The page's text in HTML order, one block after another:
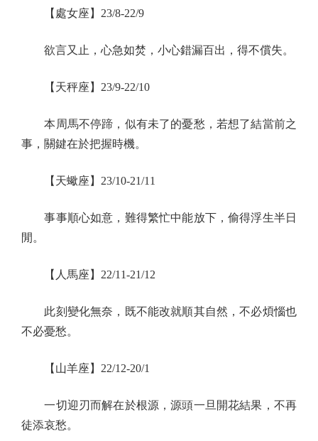
【處女座】23/8-22/9
欲言又止，心急如焚，小心錯漏百出，得不償失。
【天秤座】23/9-22/10
本周馬不停蹄，似有未了的憂愁，若想了結當前之
事，關鍵在於把握時機。
【天蠍座】23/10-21/11
事事順心如意，難得繁忙中能放下，偷得浮生半日
閒。
【人馬座】22/11-21/12
此刻變化無奈，既不能改就順其自然，不必煩惱也
不必憂愁。
【山羊座】22/12-20/1
一切迎刃而解在於根源，源頭一旦開花結果，不再
徒添哀愁。